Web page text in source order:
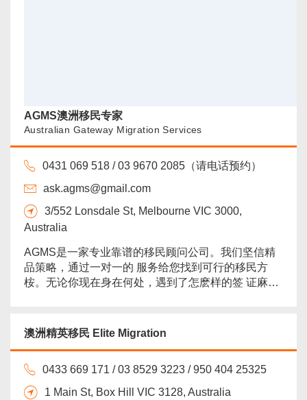
AGMS澳洲移民专家
Australian Gateway Migration Services
0431 069 518 / 03 9670 2085（请电话预约）
ask.agms@gmail.com
3/552 Lonsdale St, Melbourne VIC 3000,
Australia
AGMS是一家专业靠谱的移民顾问公司。我们坚信精
品策略，通过一对一的 服务给您找到可行的移民方
桉。无论你现在身在何处，遇到了怎麽样的签 证麻
澳洲精英移民 Elite Migration
0433 669 171 / 03 8529 3223 / 950 404 25325
1 Main St, Box Hill VIC 3128, Australia